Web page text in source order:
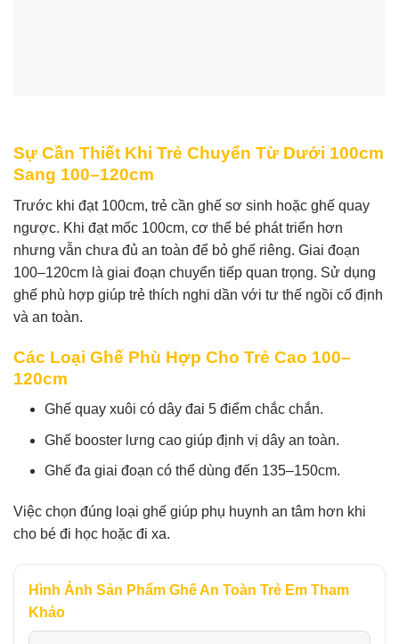
Sự Cần Thiết Khi Trẻ Chuyển Từ Dưới 100cm
Sang 100–120cm
Trước khi đạt 100cm, trẻ cần ghế sơ sinh hoặc ghế quay
ngược. Khi đạt mốc 100cm, cơ thể bé phát triển hơn
nhưng vẫn chưa đủ an toàn để bỏ ghế riêng. Giai đoạn
100–120cm là giai đoạn chuyển tiếp quan trọng. Sử dụng
ghế phù hợp giúp trẻ thích nghi dần với tư thế ngồi cố định
và an toàn.
Các Loại Ghế Phù Hợp Cho Trẻ Cao 100–
120cm
Ghế quay xuôi có dây đai 5 điểm chắc chắn.
Ghế booster lưng cao giúp định vị dây an toàn.
Ghế đa giai đoạn có thể dùng đến 135–150cm.
Việc chọn đúng loại ghế giúp phụ huynh an tâm hơn khi
cho bé đi học hoặc đi xa.
Hình Ảnh Sản Phẩm Ghế An Toàn Trẻ Em Tham
Khảo